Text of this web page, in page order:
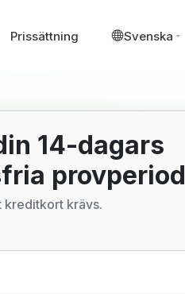
Prissättning Svenska
14-dagars
provperiod
kreditkort krävs.